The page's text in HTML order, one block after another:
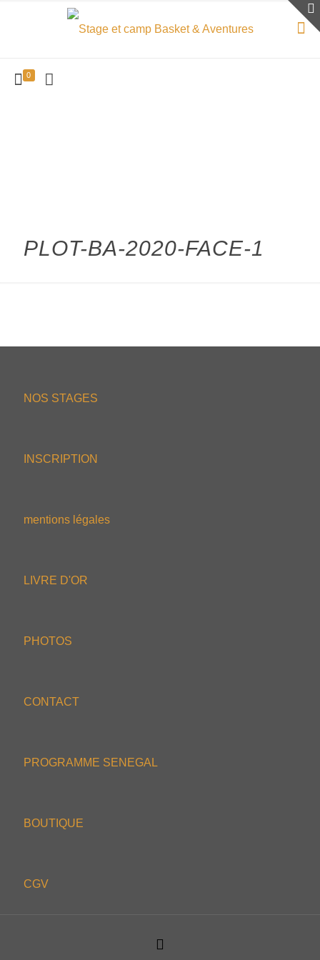
0
PLOT-BA-2020-FACE-1
NOS STAGES
INSCRIPTION
mentions légales
LIVRE D'OR
PHOTOS
CONTACT
PROGRAMME SENEGAL
BOUTIQUE
CGV